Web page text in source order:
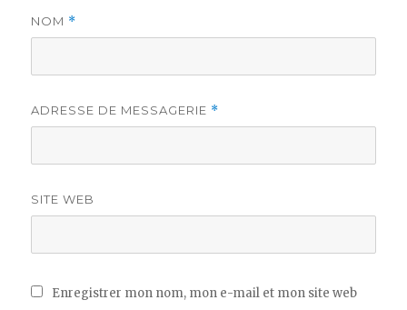
NOM *
ADRESSE DE MESSAGERIE *
SITE WEB
Enregistrer mon nom, mon e-mail et mon site web